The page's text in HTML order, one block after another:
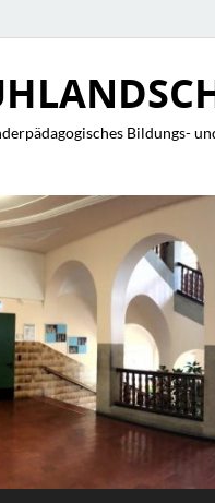
Bildungs-